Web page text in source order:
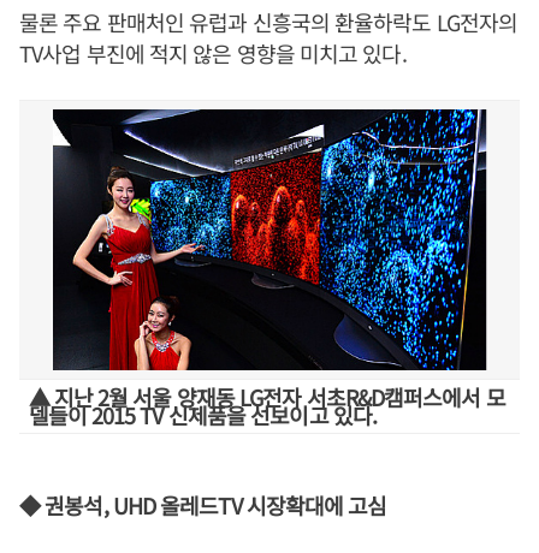
물론 주요 판매처인 유럽과 신흥국의 환율하락도 LG전자의
TV사업 부진에 적지 않은 영향을 미치고 있다.
▲ 지난 2월 서울 양재동 LG전자 서초R&D캠퍼스에서 모
델들이 2015 TV 신제품을 선보이고 있다.
◆ 권봉석, UHD 올레드TV 시장확대에 고심